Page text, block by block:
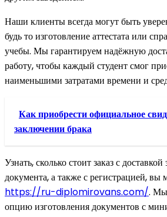
Наши клиенты всегда могут быть
будь то изготовление аттестата или
учебы. Мы гарантируем надёжную
работу, чтобы каждый студент смог
наименьшими затратами времени и
Как приобрести официальное
заключении брака
Узнать, сколько стоит заказ с
документа, а также с регистрацией, вы
https://ru-diplomirovans.com/. Мы
опцию изготовления документов с